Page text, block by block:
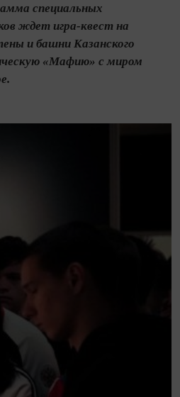
специальных
ждет игра-квест на
и башни Казанского
«Мафию» с миром